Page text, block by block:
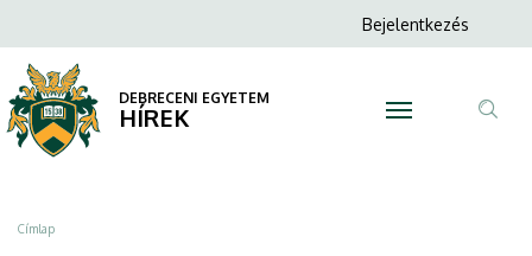
Sürgősségi
Klinika
a
tartalomra
Anonim
menüje
Bejelentkezés
DEBRECENI EGYETEM
HÍREK
Morzsa
Címlap